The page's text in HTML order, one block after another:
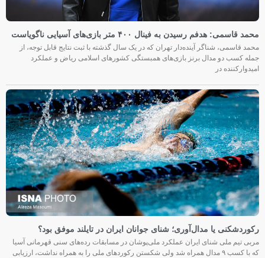
محمد قاسمی: هدفم رسیدن به فینال ۴۰۰ متر بازی‌های آسیایی ناگویاست
محمد قاسمی، شناگر آینده‌دار تهران که در یک سال گذشته با ثبت نتایج قابل توجه، از
جمله کسب دو مدال برنز بازی‌های همبستگی کشورهای اسلامی ریاض و عملکرد
امیدوارکننده در
رکوردشکنی یا مدال‌آوری؛ شنای جوانان ایران در تایلند موفق بود؟
مربی تیم ملی شنای ایران عملکرد ملی‌پوشان در مسابقات رده‌های سنی قهرمانی آسیا
که با کسب ۹ مدال همراه شد ولی شکستن رکوردهای ملی را به همراه نداشت، ارزیابی